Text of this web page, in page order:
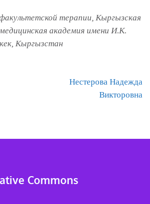
терапии, Кыргызская
академия имени И.К.
Кыргызстан
Нестерова Надежда
Викторовна
Commons